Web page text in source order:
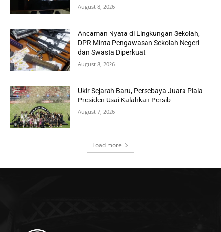
August 8, 2026
Ancaman Nyata di Lingkungan Sekolah,
DPR Minta Pengawasan Sekolah Negeri
dan Swasta Diperkuat
August 8, 2026
Ukir Sejarah Baru, Persebaya Juara Piala
Presiden Usai Kalahkan Persib
August 7, 2026
Load more